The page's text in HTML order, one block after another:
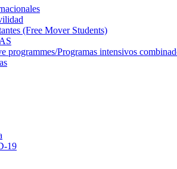
(Free Mover Students)
programmes/Programas intensivos
19